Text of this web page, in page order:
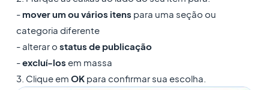
- mover um ou vários itens para uma seção ou
categoria diferente
- alterar o status de publicação
-excluí-los em massa
3. Clique em OKpara confirmar sua escolha.